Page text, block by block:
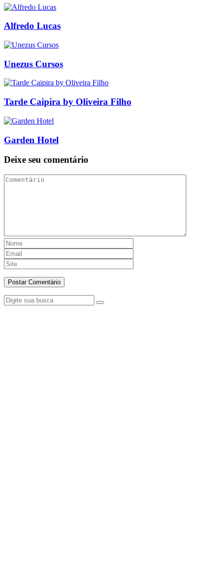
Alfredo Lucas
Unezus Cursos
Tarde Caipira by Oliveira Filho
Garden Hotel
Deixe seu comentário